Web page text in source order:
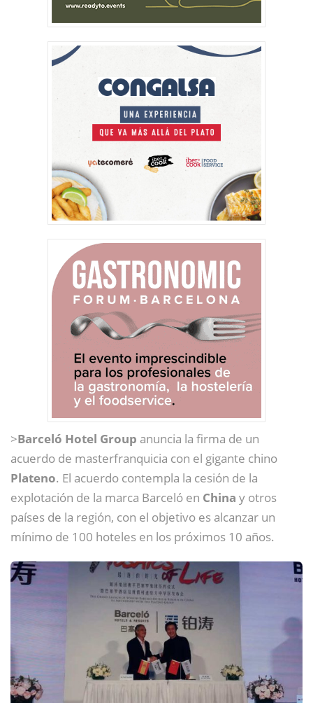
>Barceló Hotel Group anuncia la firma de un
acuerdo de masterfranquicia con el gigante chino
Plateno. El acuerdo contempla la cesión de la
explotación de la marca Barceló en China y otros
países de la región, con el objetivo es alcanzar un
mínimo de 100 hoteles en los próximos 10 años.